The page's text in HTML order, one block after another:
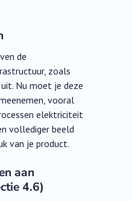
de
zoals
Nu moet je deze
vooral
elektriciteit
vollediger beeld
van je product.
aan
4.6)